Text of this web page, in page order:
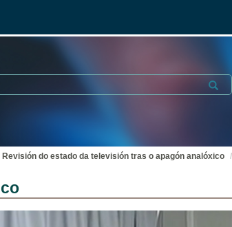
Submit
Revisión do estado da televisión tras o apagón analóxico